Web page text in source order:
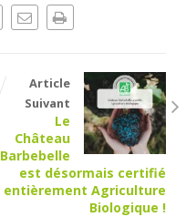
Article
Suivant
Le
Château
Barbebelle
est désormais certifié
entièrement Agriculture
Biologique !